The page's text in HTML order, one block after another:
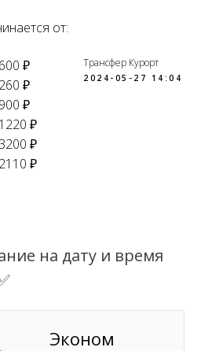
от:
₽
₽
₽
₽
₽
₽
Трансфер Курорт
2024-05-27 14:04
на дату и время
Эконом